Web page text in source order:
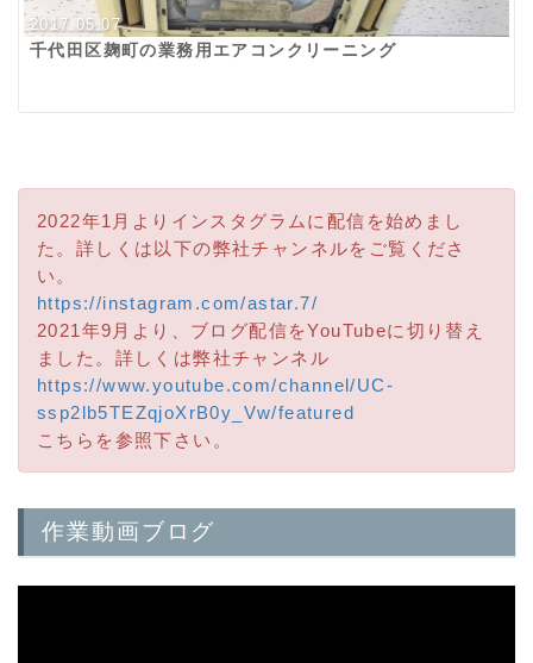
2017.05.07
千代田区麹町の業務用エアコンクリーニング
2022年1月よりインスタグラムに配信を始めまし
た。詳しくは以下の弊社チャンネルをご覧くださ
い。
https://instagram.com/astar.7/
2021年9月より、ブログ配信をYouTubeに切り替え
ました。詳しくは弊社チャンネル
https://www.youtube.com/channel/UC-
ssp2lb5TEZqjoXrB0y_Vw/featured
こちらを参照下さい。
作業動画ブログ